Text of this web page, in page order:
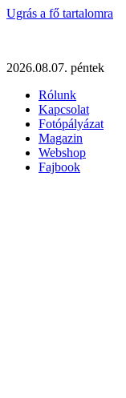
Ugrás a fő tartalomra
2026.08.07. péntek
Rólunk
Kapcsolat
Fotópályázat
Magazin
Webshop
Fajbook